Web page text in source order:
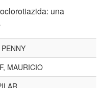
una
MAURICIO